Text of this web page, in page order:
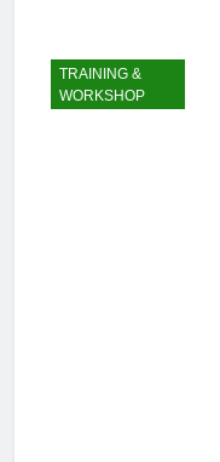
TRAINING &
WORKSHOP